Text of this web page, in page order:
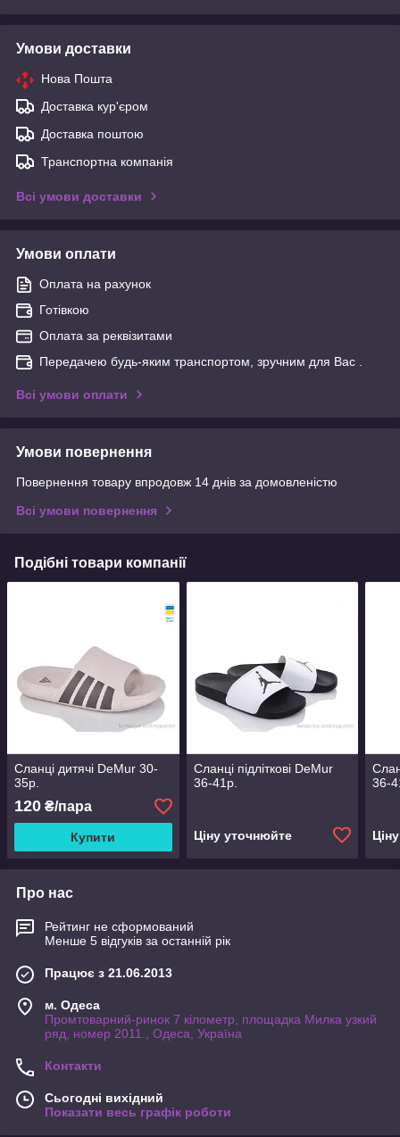
Умови доставки
Нова Пошта
Доставка кур'єром
Доставка поштою
Транспортна компанія
Всі умови доставки
Умови оплати
Оплата на рахунок
Готівкою
Оплата за реквізитами
Передачею будь-яким транспортом, зручним для Вас .
Всі умови оплати
Умови повернення
Повернення товару впродовж 14 днів за домовленістю
Всі умови повернення
Подібні товари компанії
Сланці дитячі DeMur 30-
35р.
120 ₴/пара
Купити
Сланці підліткові DeMur
36-41р.
Ціну уточнюйте
36-
Про нас
Рейтинг не сформований
Менше 5 відгуків за останній рік
Працює з 21.06.2013
м. Одеса
Промтоварний-ринок 7 кілометр, площадка Милка узкий
ряд, номер 2011., Одеса, Україна
Контакти
Сьогодні вихідний
Показати весь графік роботи